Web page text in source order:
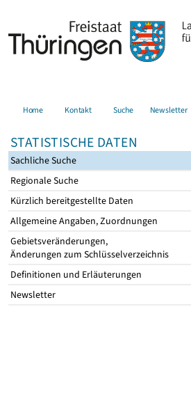
Home Kontakt Suche Newsletter
STATISTISCHE DATEN
Sachliche Suche
Regionale Suche
Kürzlich bereitgestellte Daten
Allgemeine Angaben, Zuordnungen
Gebietsveränderungen,
Änderungen zum Schlüsselverzeichnis
Definitionen und Erläuterungen
Newsletter